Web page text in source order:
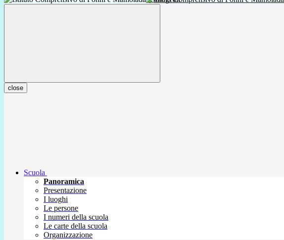
close
Scuola
Panoramica
Presentazione
I luoghi
Le persone
I numeri della scuola
Le carte della scuola
Organizzazione